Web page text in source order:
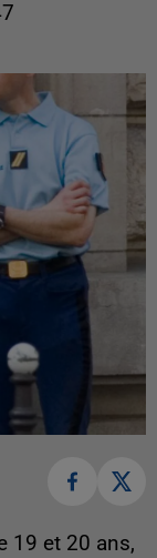
19 et 20 ans,